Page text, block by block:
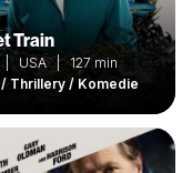
Train
| USA | 127 min
/ Thrillery / Komedie